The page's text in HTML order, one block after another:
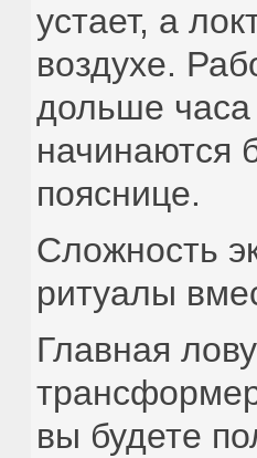
устает, а
воздухе.
дольше
начинаются
пояснице.
Сложность
ритуалы
Главная
вы будете